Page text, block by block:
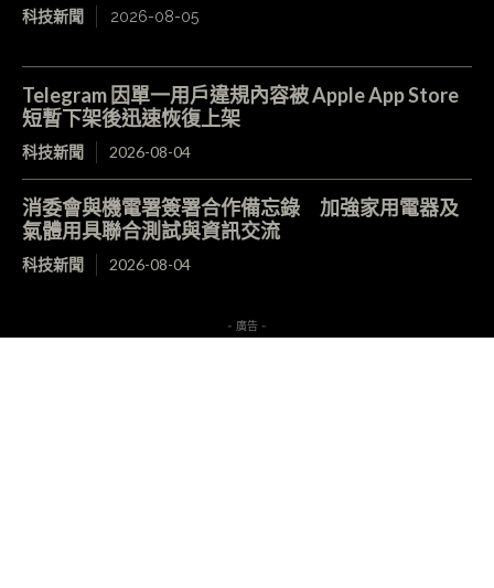
科技新聞 2026-08-05
Telegram 因單一用戶違規內容被 Apple App Store
短暫下架後迅速恢復上架
科技新聞 2026-08-04
消委會與機電署簽署合作備忘錄 加強家用電器及
氣體用具聯合測試與資訊交流
科技新聞 2026-08-04
- 廣告 -